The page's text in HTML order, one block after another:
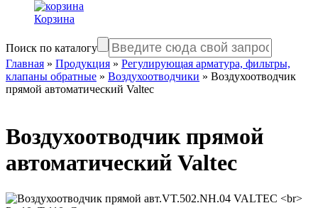
Корзина
Поиск по каталогу
Главная » Продукция » Регулирующая арматура, фильтры,
клапаны обратные » Воздухоотводчики » Воздухоотводчик
прямой автоматический Valtec
Воздухоотводчик прямой
автоматический Valtec